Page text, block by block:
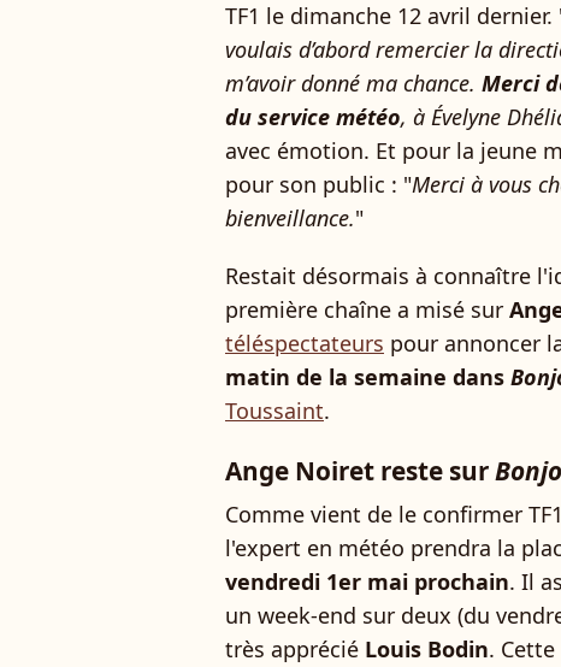
TF1 le dimanche 12 avril dernier.
voulais d’abord remercier la
m’avoir donné ma chance. Merci
du service météo, à Évelyne
avec émotion. Et pour la jeune
pour son public : "Merci à vous
bienveillance."
Restait désormais à connaître
première chaîne a misé sur
téléspectateurs pour annoncer
matin de la semaine dans
Toussaint.
Ange Noiret reste sur
Comme vient de le confirmer
l'expert en météo prendra la
vendredi 1er mai prochain. Il
un week-end sur deux (du
très apprécié Louis Bodin.